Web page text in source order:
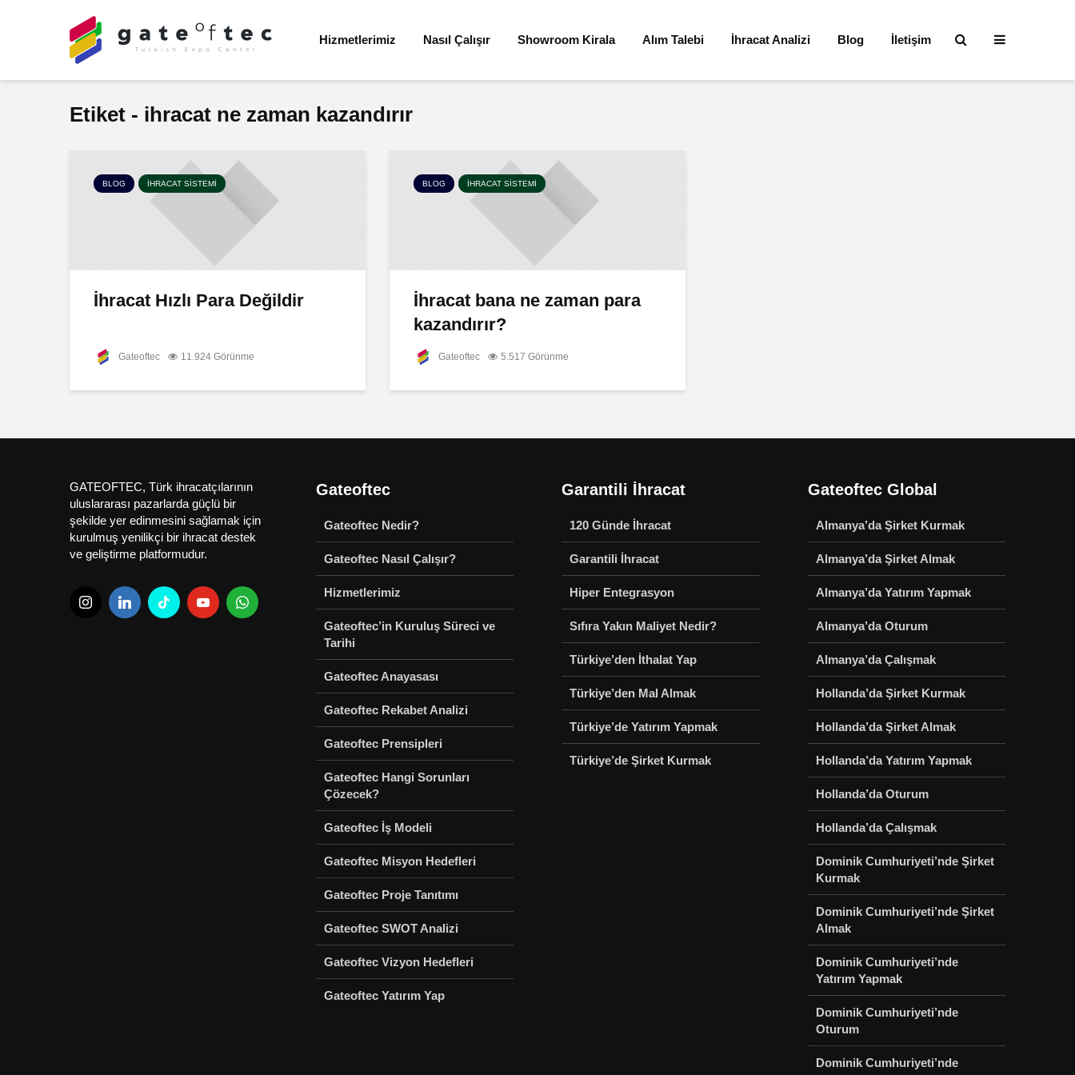
Hizmetlerimiz Nasıl Çalışır Showroom Kirala Alım Talebi İhracat Analizi Blog İletişim
Etiket - ihracat ne zaman kazandırır
BLOG İHRACAT SISTEMI
İhracat Hızlı Para Değildir
Gateoftec 11.924 Görünme
BLOG İHRACAT SISTEMI
İhracat bana ne zaman para
kazandırır?
Gateoftec 5.517 Görünme
GATEOFTEC, Türk ihracatçılarının
uluslararası pazarlarda güçlü bir
şekilde yer edinmesini sağlamak için
kurulmuş yenilikçi bir ihracat destek
ve geliştirme platformudur.
Gateoftec
Gateoftec Nedir?
Gateoftec Nasıl Çalışır?
Hizmetlerimiz
Gateoftec’in Kuruluş Süreci ve
Tarihi
Gateoftec Anayasası
Gateoftec Rekabet Analizi
Gateoftec Prensipleri
Gateoftec Hangi Sorunları
Çözecek?
Gateoftec İş Modeli
Gateoftec Misyon Hedefleri
Gateoftec Proje Tanıtımı
Gateoftec SWOT Analizi
Gateoftec Vizyon Hedefleri
Gateoftec Yatırım Yap
Garantili İhracat
120 Günde İhracat
Garantili İhracat
Hiper Entegrasyon
Sıfıra Yakın Maliyet Nedir?
Türkiye’den İthalat Yap
Türkiye’den Mal Almak
Türkiye’de Yatırım Yapmak
Türkiye’de Şirket Kurmak
Gateoftec Global
Almanya’da Şirket Kurmak
Almanya’da Şirket Almak
Almanya’da Yatırım Yapmak
Almanya’da Oturum
Almanya’da Çalışmak
Hollanda’da Şirket Kurmak
Hollanda’da Şirket Almak
Hollanda’da Yatırım Yapmak
Hollanda’da Oturum
Hollanda’da Çalışmak
Dominik Cumhuriyeti’nde Şirket
Kurmak
Dominik Cumhuriyeti’nde Şirket
Almak
Dominik Cumhuriyeti’nde
Yatırım Yapmak
Dominik Cumhuriyeti’nde
Oturum
Dominik Cumhuriyeti’nde